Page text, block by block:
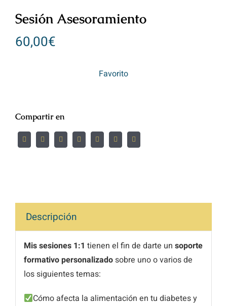
Sesión Asesoramiento
60,00€
Favorito
Compartir en
Descripción
Mis sesiones 1:1 tienen el fin de darte un soporte
formativo personalizadosobre uno o varios de
los siguientes temas:
Cómo afecta la alimentación en tu diabetes y